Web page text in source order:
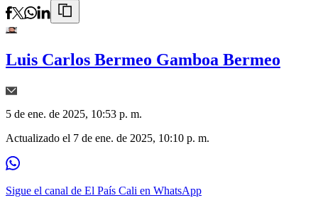
Luis Carlos Bermeo Gamboa Bermeo
5 de ene. de 2025, 10:53 p. m.
Actualizado el 7 de ene. de 2025, 10:10 p. m.
Sigue el canal de El País Cali en WhatsApp